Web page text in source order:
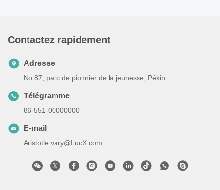
Contactez rapidement
Adresse
No.87, parc de pionnier de la jeunesse, Pékin
Télégramme
86-551-00000000
E-mail
Aristotle.vary@LuoX.com